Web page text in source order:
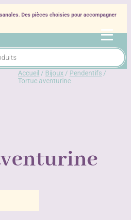
Des pièces choisies pour accompagner
Accueil / Bijoux / Pendentifs /
Tortue aventurine